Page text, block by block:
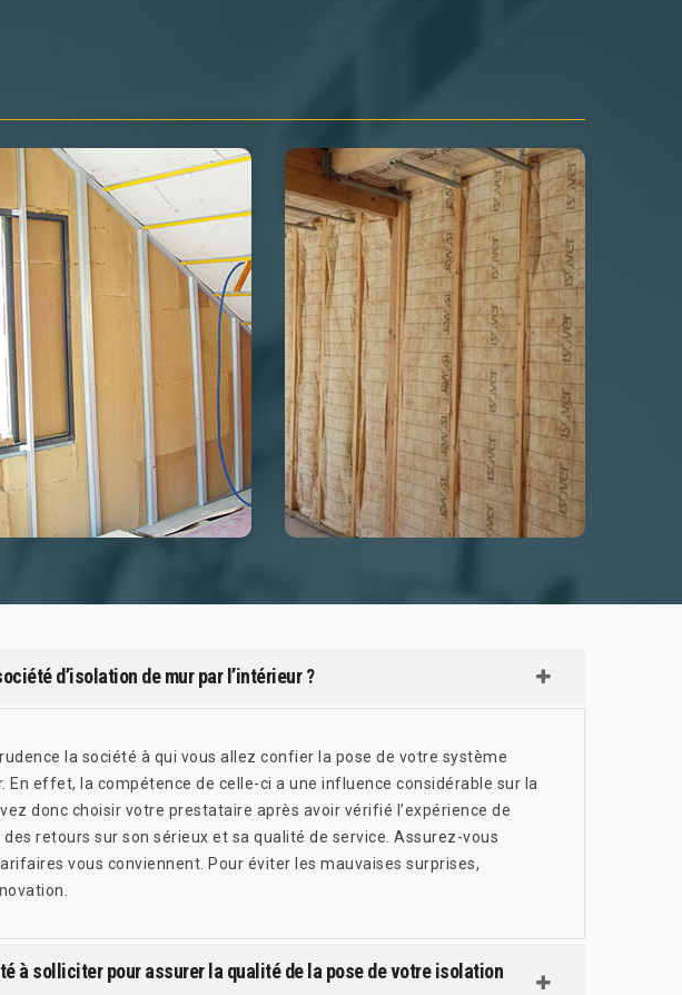
d’isolation de mur par l’intérieur ?
la société à qui vous allez confier la pose de votre système
En effet, la compétence de celle-ci a une influence considérable sur la
donc choisir votre prestataire après avoir vérifié l’expérience de
retours sur son sérieux et sa qualité de service. Assurez-vous
vous conviennent. Pour éviter les mauvaises surprises,
à solliciter pour assurer la qualité de la pose de votre isolation